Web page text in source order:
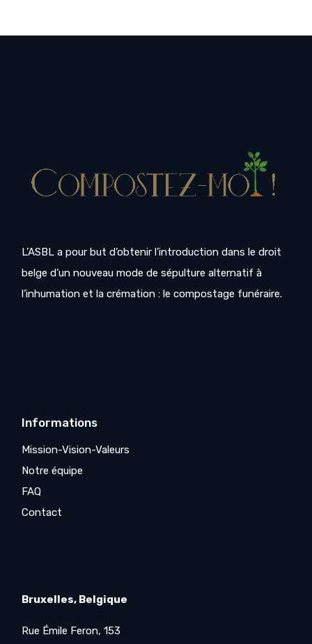
L’ASBL a pour but d’obtenir l’introduction dans le droit
belge d’un nouveau mode de sépulture alternatif à
l’inhumation et la crémation : le compostage funéraire.
Informations
Mission-Vision-Valeurs
Notre équipe
FAQ
Contact
Bruxelles, Belgique
Rue Émile Feron, 153